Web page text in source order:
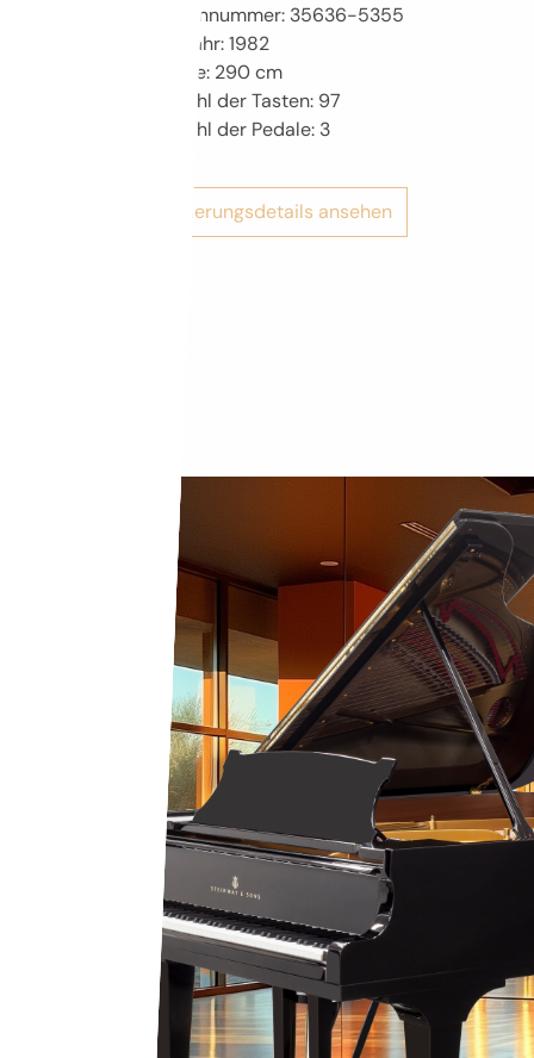
Seriennummer: 35636-5355
Baujahr: 1982
Länge: 290 cm
Anzahl der Tasten: 97
Anzahl der Pedale: 3
Restaurierungsdetails ansehen